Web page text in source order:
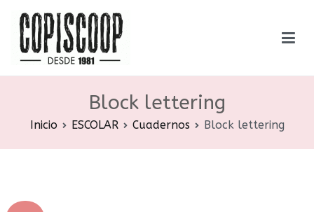
contenido
Copiscoop
Librería – Gráfica – Encuadernación
Block lettering
Inicio ESCOLAR Cuadernos Block lettering